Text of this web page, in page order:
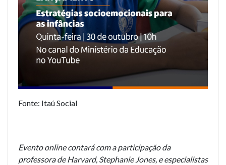
Fonte: Itaú Social
Evento online contará com a participação da
professora de Harvard, Stephanie Jones, e especialistas